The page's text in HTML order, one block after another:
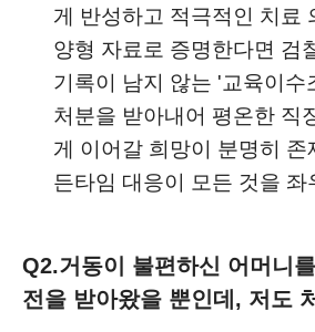
게 반성하고 적극적인 치료
양형 자료로 증명한다면 검
기록이 남지 않는 '교육이수
처분을 받아내어 평온한 직
게 이어갈 희망이 분명히 존
든타임 대응이 모든 것을 좌
Q2.거동이 불편하신 어머니
전을 받아왔을 뿐인데, 저도